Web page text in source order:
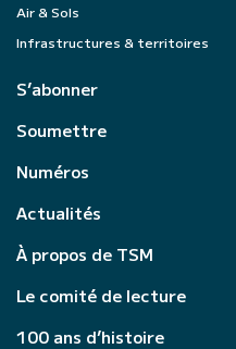
Air & Sols
Infrastructures & territoires
S’abonner
Soumettre
Numéros
Actualités
À propos de TSM
Le comité de lecture
100 ans d’histoire